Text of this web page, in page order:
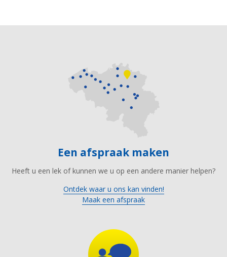
Een afspraak maken
Heeft u een lek of kunnen we u op een andere manier helpen?
Ontdek waar u ons kan vinden!
Maak een afspraak